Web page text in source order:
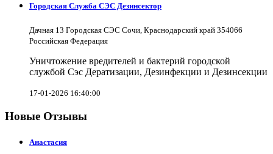
Городская Служба СЭС Дезинсектор
Дачная 13 Городская СЭС Сочи, Краснодарский край 354066
Российская Федерация
Уничтожение вредителей и бактерий городской
службой Сэс Дератизации, Дезинфекции и Дезинсекции
17-01-2026 16:40:00
Новые Отзывы
Анастасия